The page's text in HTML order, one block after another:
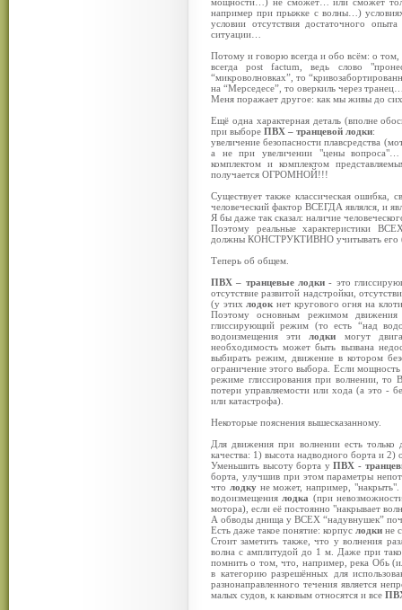
например при прыжке с волны…)
условии отсутствия достаточного
ситуации…
Потому и говорю всегда и обо всём: о том,
всегда post factum, ведь слово
“микроволновках”, то
на “Мерседесе”, то оверкиль через
Меня поражает другое: как мы живы до
Ещё одна характерная деталь (вполне
при выборе ПВХ – транцевой лодки:
увеличение безопасности плавсредства
а не при увеличении "цены
комплектом и комплектом
получается ОГРОМНОЙ!!!
Существует также классическая ошибка,
человеческий фактор ВСЕГДА являлся, и
Я бы даже так сказал: наличие
Поэтому реальные характеристики
должны КОНСТРУКТИВНО учитывать его
Теперь об общем.
ПВХ – транцевые лодки - это
отсутствие развитой надстройки,
(у этих лодокнет кругового огня на
Поэтому основным режимом движения
глиссирующий режим (то есть “над
водоизмещения эти лодки могут
необходимость может быть вызвана
выбирать режим, движение в котором
ограничение этого выбора. Если
режиме глиссирования при волнении, то
потери управляемости или хода (а это -
или катастрофа).
Некоторые пояснения вышесказанному.
Для движения при волнении есть
качества: 1) высота надводного борта и
Уменьшить высоту борта уПВХ -
борта, улучшив при этом параметры
что лодкуне может, например,
водоизмещения лодка (при
мотора), если её постоянно "накрывает
А обводы днища у ВСЕХ “надувнушек”
Есть даже такое понятие: корпус лодки не
Стоит заметить также, что у волнения
волна с амплитудой до 1 м. Даже при
помнить о том, что, например, река Обь
в категорию разрешённых для
разнонаправленного течения является
малых судов, к каковым относятся и все